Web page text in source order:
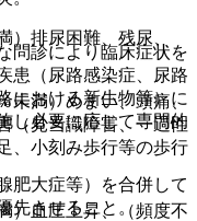
排尿困難、残尿、
未満）めまい、頭痛、
（見当識障害、一過性
、小刻み歩行等の歩行
）血圧上昇、（頻度不
問診により臨床症状を
患（尿路感染症、尿路
における新生物等）に
し必要に応じて専門的
大症等）を合併して
先させること。